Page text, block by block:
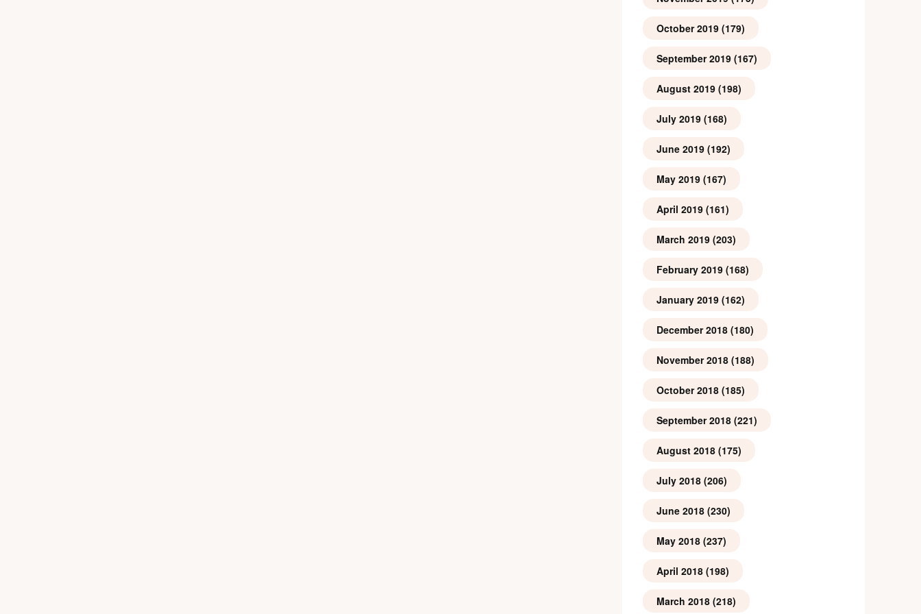
October 2019(179)
September 2019(167)
August 2019(198)
July 2019(168)
June 2019(192)
May 2019(167)
April 2019(161)
March 2019(203)
February 2019(168)
January 2019(162)
December 2018(180)
November 2018(188)
October 2018(185)
September 2018(221)
August 2018(175)
July 2018(206)
June 2018(230)
May 2018(237)
April 2018(198)
March 2018(218)